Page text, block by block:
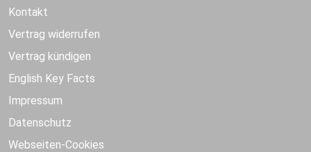
Kontakt
Vertrag widerrufen
Vertrag kündigen
English Key Facts
Impressum
Datenschutz
Webseiten-Cookies